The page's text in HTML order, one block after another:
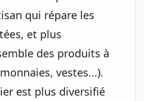
qui répare les
et plus
des produits à
vestes...).
est plus diversifié